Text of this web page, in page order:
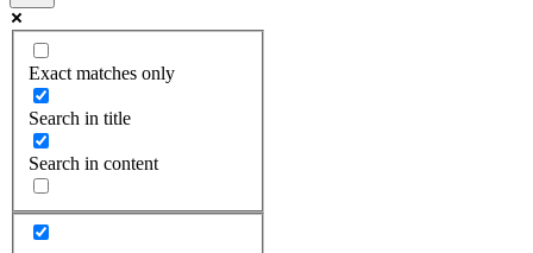
Exact matches only
Search in title
Search in content